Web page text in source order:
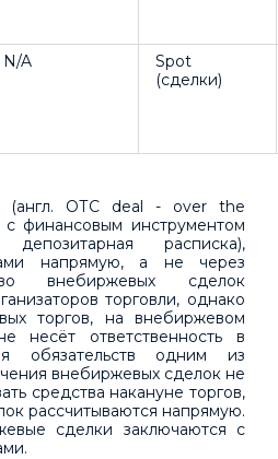
N/A
Spot
(сделки)
(англ. ОТС deal - over the
финансовым инструментом
расписка),
напрямую, а не через
внебиржевых сделок
торговли, однако
торгов, на внебиржевом
несёт ответственность в
обязательств одним из
внебиржевых сделок не
средства накануне торгов,
рассчитываются напрямую.
сделки заключаются с